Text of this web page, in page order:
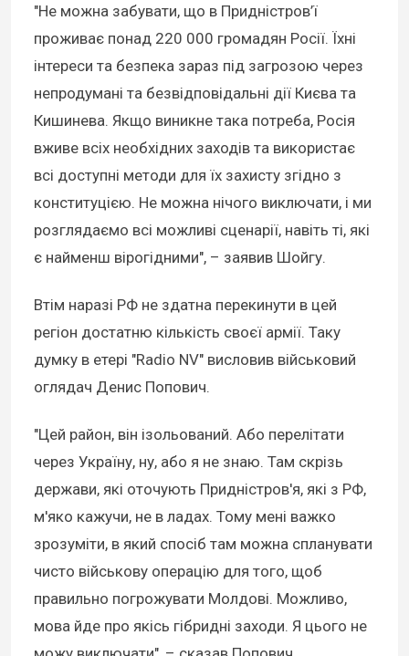
"Не можна забувати, що в Придністров’ї
проживає понад 220 000 громадян Росії. Їхні
інтереси та безпека зараз під загрозою через
непродумані та безвідповідальні дії Києва та
Кишинева. Якщо виникне така потреба, Росія
вживе всіх необхідних заходів та використає
всі доступні методи для їх захисту згідно з
конституцією. Не можна нічого виключати, і ми
розглядаємо всі можливі сценарії, навіть ті, які
є найменш вірогідними", – заявив Шойгу.
Втім наразі РФ не здатна перекинути в цей
регіон достатню кількість своєї армії. Таку
думку в етері "Radio NV" висловив військовий
оглядач Денис Попович.
"Цей район, він ізольований. Або перелітати
через Україну, ну, або я не знаю. Там скрізь
держави, які оточують Придністров'я, які з РФ,
м'яко кажучи, не в ладах. Тому мені важко
зрозуміти, в який спосіб там можна спланувати
чисто військову операцію для того, щоб
правильно погрожувати Молдові. Можливо,
мова йде про якісь гібридні заходи. Я цього не